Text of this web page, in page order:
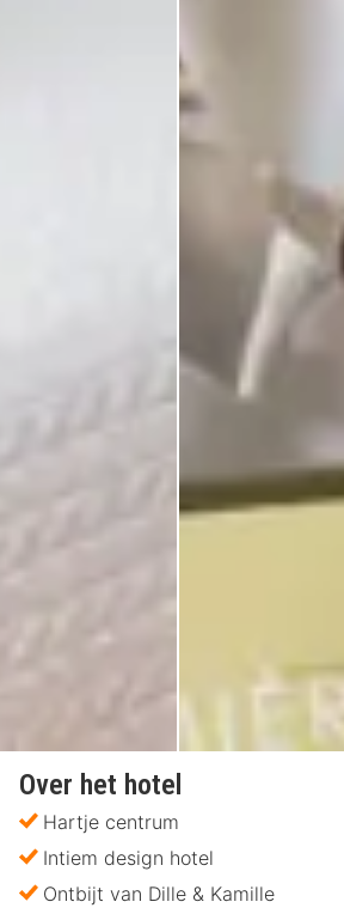
Over het hotel
Hartje centrum
Intiem design hotel
Ontbijt van Dille & Kamille